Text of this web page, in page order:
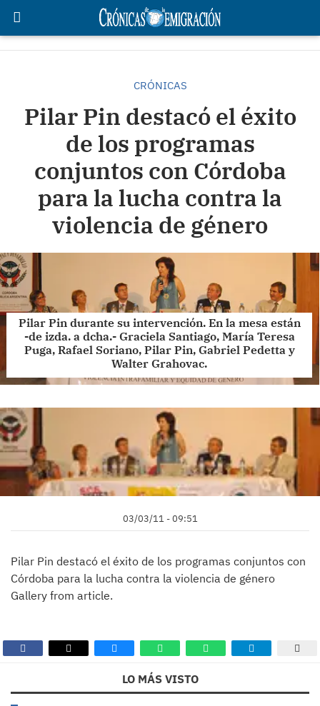
CRÓNICAS
Pilar Pin destacó el éxito
de los programas
conjuntos con Córdoba
para la lucha contra la
violencia de género
Pilar Pin durante su intervención. En la mesa están
-de izda. a dcha.- Graciela Santiago, María Teresa
Puga, Rafael Soriano, Pilar Pin, Gabriel Pedetta y
Walter Grahovac.
03/03/11 - 09:51
Pilar Pin destacó el éxito de los programas conjuntos con
Córdoba para la lucha contra la violencia de género
Gallery from article.
LO MÁS VISTO